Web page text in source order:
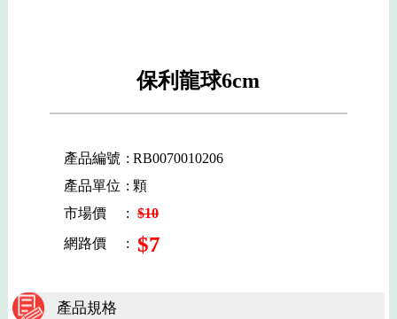
保利龍球6cm
產品編號 : RB0070010206
產品單位 : 顆
市場價
: $10
網路價
: $7
產品規格